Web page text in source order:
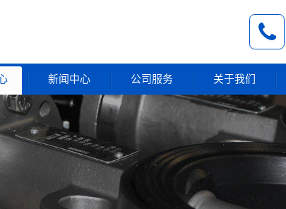
新闻中心 公司服务 关于我们